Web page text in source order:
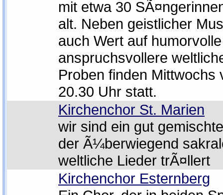
mit etwa 30
alt. Neben geistlicher
auch Wert auf
anspruchsvollere
Proben finden Mittwochs
20.30 Uhr statt.
Kirchenchor St. Marien
wir sind ein gut
der Ã¼berwiegend
weltliche Lieder trÃ¤llert
Kirchenchor Esternberg